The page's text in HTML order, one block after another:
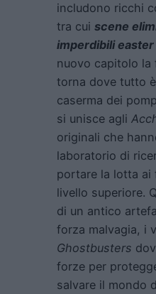
includono ricchi
tra cui scene
imperdibili easter
nuovo capitolo la
torna dove tutto
caserma dei
si unisce agli
originali che
laboratorio di
portare la lotta ai
livello superiore.
di un antico
forza malvagia, i
Ghostbusters
forze per
salvare il mondo